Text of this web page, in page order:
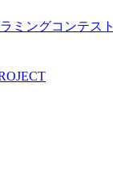
ミングコンテスト